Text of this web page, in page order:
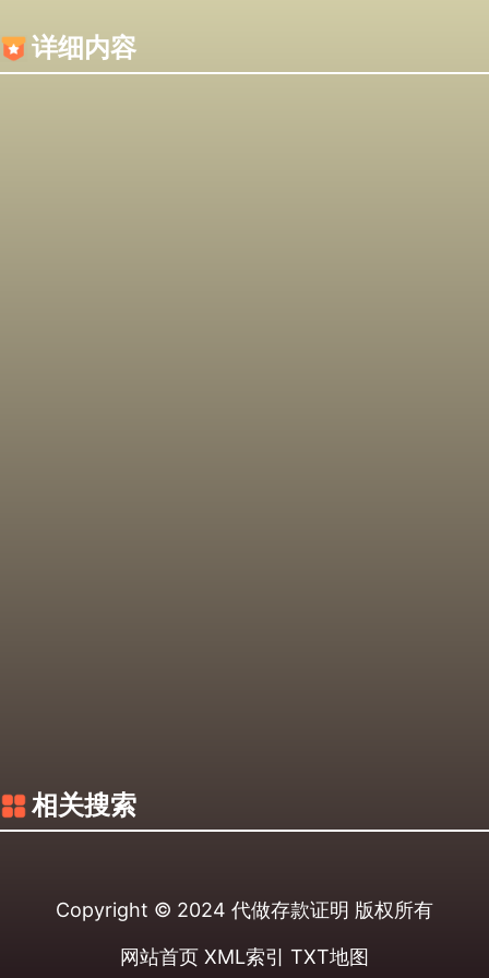
详细内容
相关搜索
Copyright © 2024 代做存款证明 版权所有
网站首页 XML索引 TXT地图